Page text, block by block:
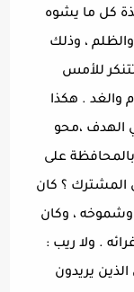
كل ما يشوه
، وذلك
للأمس
والغد . هكذا
الهدف ،محو
على
المشترك ؟ كان
وشموخه ، وكان
. ولا ريب :
يريدون